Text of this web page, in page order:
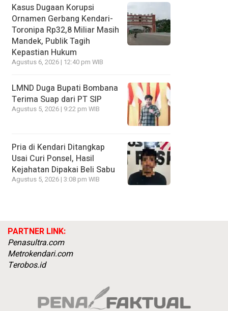
Kasus Dugaan Korupsi
Ornamen Gerbang Kendari-
Toronipa Rp32,8 Miliar Masih
Mandek, Publik Tagih
Kepastian Hukum
Agustus 6, 2026 | 12:40 pm WIB
LMND Duga Bupati Bombana
Terima Suap dari PT SIP
Agustus 5, 2026 | 9:22 pm WIB
Pria di Kendari Ditangkap
Usai Curi Ponsel, Hasil
Kejahatan Dipakai Beli Sabu
Agustus 5, 2026 | 3:08 pm WIB
PARTNER LINK:
Penasultra.com
Metrokendari.com
Terobos.id